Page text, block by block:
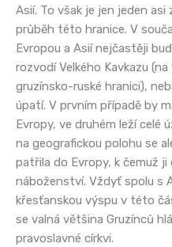
Asií. To však je jen jeden
průběh této hranice. V
Evropou a Asií nejčastěji
rozvodí Velkého Kavkazu
gruzínsko-ruské hranici),
úpatí. V prvním případě by
Evropy, ve druhém leží celé
na geografickou polohu se
patřila do Evropy, k čemuž
náboženství. Vždyť spolu s
křesťanskou výspu v této
se valná většina Gruzínců
pravoslavné církvi.